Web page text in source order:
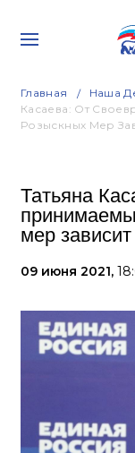
Главная Наша
Касаева: От
Розыскных Мер
Татьяна
мер
09 июня 2021,